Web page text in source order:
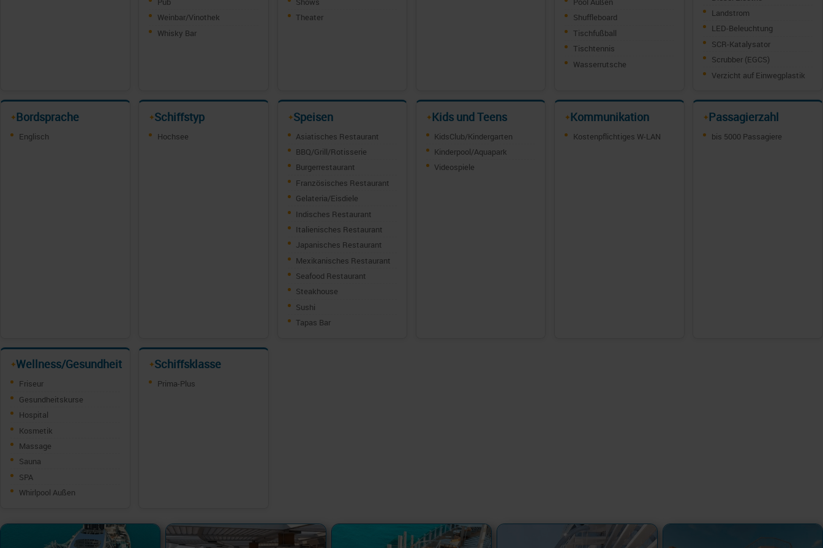
Weinbar/Vinothek
Whisky Bar
Theater
Shuffleboard
Tischfußball
Tischtennis
Wasserrutsche
Landstrom
LED-Beleuchtung
SCR-Katalysator
Scrubber (EGCS)
Verzicht auf Einwegplastik
✦Bordsprache
Englisch
✦Schiffstyp
Hochsee
✦Speisen
Asiatisches Restaurant
BBQ/Grill/Rotisserie
Burgerrestaurant
Französisches Restaurant
Gelateria/Eisdiele
Indisches Restaurant
Italienisches Restaurant
Japanisches Restaurant
Mexikanisches Restaurant
Seafood Restaurant
Steakhouse
Sushi
Tapas Bar
✦Kids und Teens
KidsClub/Kindergarten
Kinderpool/Aquapark
Videospiele
✦Kommunikation
Kostenpflichtiges W-LAN
✦Passagierzahl
bis 5000 Passagiere
✦Wellness/Gesundheit
Friseur
Gesundheitskurse
Hospital
Kosmetik
Massage
Sauna
SPA
Whirlpool Außen
✦Schiffsklasse
Prima-Plus